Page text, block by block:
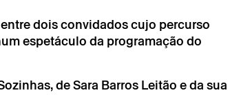
dois convidados cujo percurso
espetáculo da programação do
de Sara Barros Leitão e da sua